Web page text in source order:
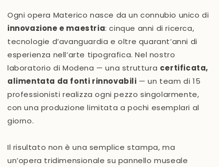
Ogni opera Materico nasce da un connubio unico di
innovazione e maestria: cinque anni di ricerca,
tecnologie d’avanguardia e oltre quarant’anni di
esperienza nell’arte tipografica. Nel nostro
laboratorio di Modena — una struttura certificata,
alimentata da fonti rinnovabili — un team di 15
professionisti realizza ogni pezzo singolarmente,
con una produzione limitata a pochi esemplari al
giorno.
Il risultato non è una semplice stampa, ma
un’opera tridimensionale su pannello museale